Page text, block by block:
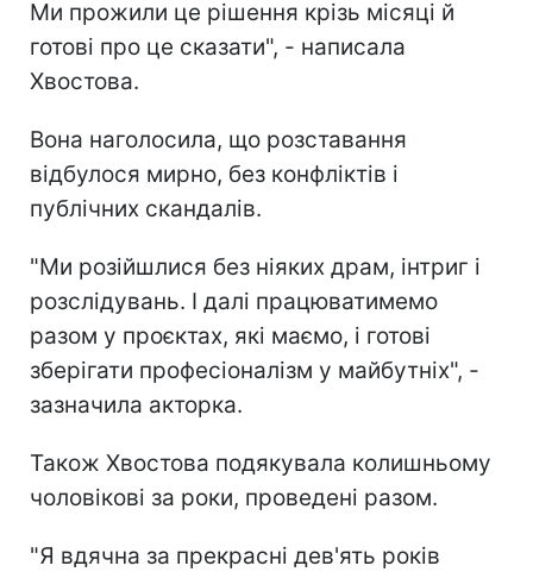
Ми прожили це рішення крізь місяці й
готові про це сказати", - написала
Хвостова.
Вона наголосила, що розставання
відбулося мирно, без конфліктів і
публічних скандалів.
"Ми розійшлися без ніяких драм, інтриг і
розслідувань. І далі працюватимемо
разом у проєктах, які маємо, і готові
зберігати професіоналізм у майбутніх", -
зазначила акторка.
Також Хвостова подякувала колишньому
чоловікові за роки, проведені разом.
"Я вдячна за прекрасні дев'ять років